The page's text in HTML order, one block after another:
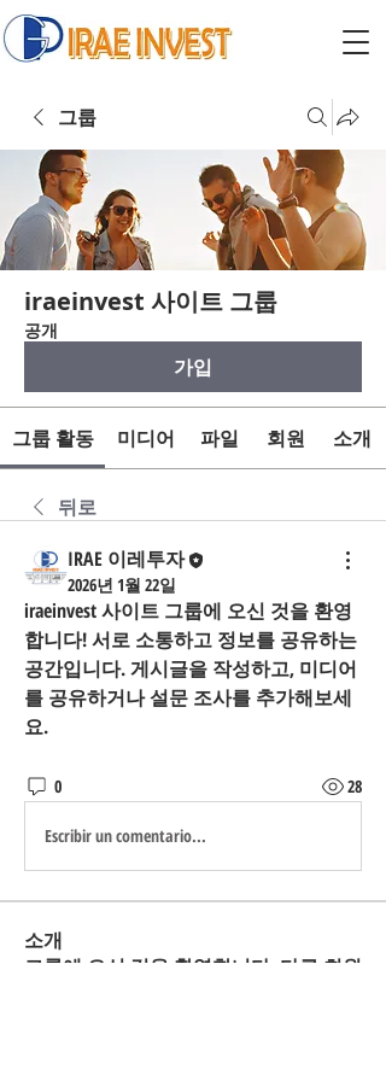
그룹
iraeinvest 사이트 그룹
공개
가입
그룹 활동 미디어 파일 회원 소개
뒤로
IRAE 이레투자
2026년 1월 22일
iraeinvest 사이트 그룹에 오신 것을 환영
합니다! 서로 소통하고 정보를 공유하는
공간입니다. 게시글을 작성하고, 미디어
를 공유하거나 설문 조사를 추가해보세
요.
0 28
Escribir un comentario...
소개
그룹에 오신 것을 환영합니다. 다른 회원